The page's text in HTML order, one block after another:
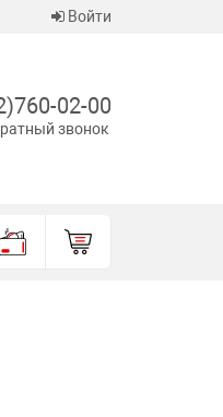
Войти
02-00
звонок